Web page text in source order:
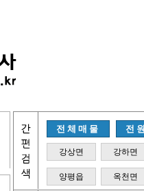
전체매물 전
강상면 강하면
양평읍 옥천면